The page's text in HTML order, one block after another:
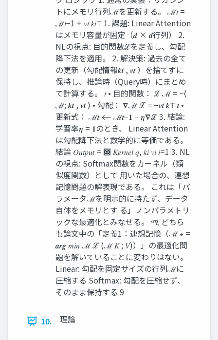
トにメモリ行列ℳを更新する。 ℳ𝑡 =
ℳ𝑡−1 + 𝑣𝑡 𝑘𝑡⊤ 1. 課題: Linear Attention
はメモリ容量が固定（𝒅 × 𝒅行列） 2.
NLの視点: 目的関数ℒを定義し、勾配
降下法を適用。 2. 解決策: 過去の全て
の更新（勾配情報𝒌𝒕 , 𝒗𝒕 ）を捨てずに
保持し、推論時（Query時）にまとめ
て計算する。 𝑡 • 目的関数： ℒ ℳ = −⟨
ℳ; 𝒌𝒕 , 𝒗𝒕 ⟩ • 勾配： 𝛁ℳ ℒ = −𝒗𝒕 𝒌⊤ 𝒕 •
更新式： ℳ𝒕 ⟵ ℳ𝒕−𝟏 − 𝜼𝛁ℒ 3. 結論:
学習率𝜼 = 𝟏のとき、 Linear Attention
は勾配降下法と数学的に等価である。
結論 𝑂𝑢𝑡𝑝𝑢𝑡 = ෍ 𝐾𝑒𝑟𝑛𝑒𝑙 𝑞, 𝑘𝑖 𝑣𝑖 𝑖=1 3. NL
の視点: Softmax関数をカーネル（類
似度関数）として 用いた場合の、連想
記憶問題の解表現である。 これは「パ
ラメータℳを明示的に持たず、データ
自体をメモリとす る」ノンパラメトリ
ックな最適化とみなせる。 ሚ どちら
も論文中の「定義1：連想記憶（ℳ ∗ =
𝒂𝒓𝒈 𝑚𝑖𝑛 ℳ ℒ (ℳ 𝐾 ; 𝑉)）」の最適化問
題を解いていることに変わりはない。
Linear: 勾配を固定サイズの行列ℳに
圧縮する Softmax: 勾配を圧縮せず、
そのまま保持する 9
10. 理論